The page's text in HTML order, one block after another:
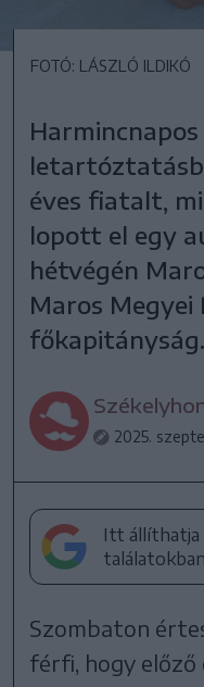
FOTÓ: LÁSZLÓ ILDIKÓ
éves fiatalt,
lopott el egy
hétvégén
Maros Megyei
főkapitányság.
2025.
Itt állíthatja
Szombaton
férfi, hogy előző